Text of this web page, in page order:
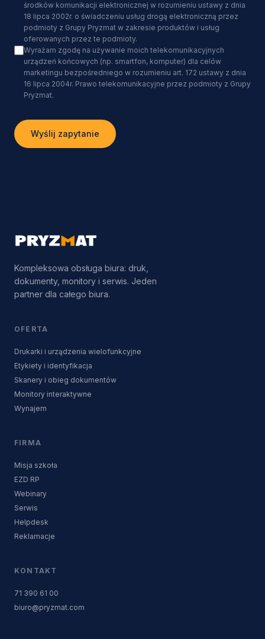
środków komunikacji elektronicznej w rozumieniu ustawy z dnia
18 lipca 2002r. o świadczeniu usług drogą elektroniczną przez
podmioty z Grupy Pryzmat w zakresie produktów i usług
oferowanych przez te podmioty.
Wyrażam zgodę na używanie moich telekomunikacyjnych
urządzeń końcowych (np. smartfon, komputer) dla celów
marketingu bezpośredniego w rozumieniu art. 172 ustawy z dnia
16 lipca 2004r. Prawo telekomunikacyjne przez podmioty z Grupy
Pryzmat.
Wyślij zapytanie
Kompleksowa obsługa biura: druk,
dokumenty, monitory i serwis. Jeden
partner dla całego biura.
OFERTA
Drukarki i urządzenia wielofunkcyjne
Etykiety i identyfikacja
Skanery i obieg dokumentów
Monitory interaktywne
Wynajem
FIRMA
Misja szkoła
EZD RP
Webinary
Serwis
Helpdesk
Reklamacje
KONTAKT
71 390 61 00
biuro@pryzmat.com